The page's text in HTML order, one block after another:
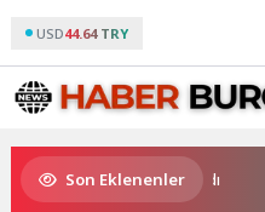
USD44.64 TRY
Son Eklenenler
Yolculuğuna Uğurlandı